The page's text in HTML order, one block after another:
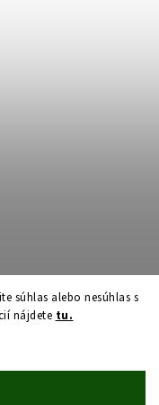
súhlas alebo nesúhlas s
nájdete tu.
práva vyhradené.